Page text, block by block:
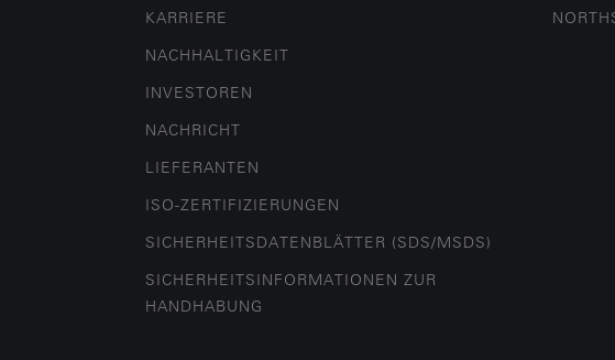
KARRIERE
NACHHALTIGKEIT
INVESTOREN
NACHRICHT
LIEFERANTEN
ISO-ZERTIFIZIERUNGEN
SICHERHEITSDATENBLÄTTER (SDS/MSDS)
SICHERHEITSINFORMATIONEN ZUR
HANDHABUNG